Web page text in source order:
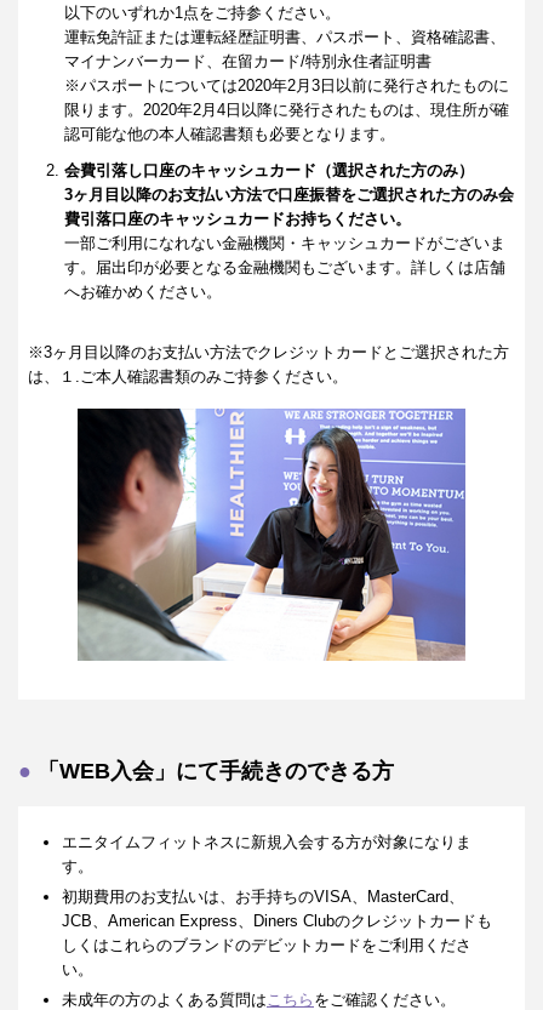
以下のいずれか1点をご持参ください。
運転免許証または運転経歴証明書、パスポート、資格確認書、
マイナンバーカード、在留カード/特別永住者証明書
※パスポートについては2020年2月3日以前に発行されたものに
限ります。2020年2月4日以降に発行されたものは、現住所が確
認可能な他の本人確認書類も必要となります。
会費引落し口座のキャッシュカード（選択された方のみ）
3ヶ月目以降のお支払い方法で口座振替をご選択された方のみ会
費引落口座のキャッシュカードお持ちください。
一部ご利用になれない金融機関・キャッシュカードがございま
す。届出印が必要となる金融機関もございます。詳しくは店舗
へお確かめください。
※3ヶ月目以降のお支払い方法でクレジットカードとご選択された方
は、１.ご本人確認書類のみご持参ください。
「WEB入会」にて手続きのできる方
エニタイムフィットネスに新規入会する方が対象になりま
す。
初期費用のお支払いは、お手持ちのVISA、MasterCard、
JCB、American Express、Diners Clubのクレジットカードも
しくはこれらのブランドのデビットカードをご利用くださ
い。
未成年の方のよくある質問はこちら をご確認ください。